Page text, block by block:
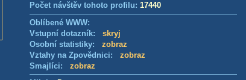
Počet návštěv tohoto profilu: 17440
Oblíbené WWW:
Vstupní dotazník: skryj
Osobní statistiky: zobraz
Vztahy na Zpovědnici: zobraz
Smajlíci: zobraz